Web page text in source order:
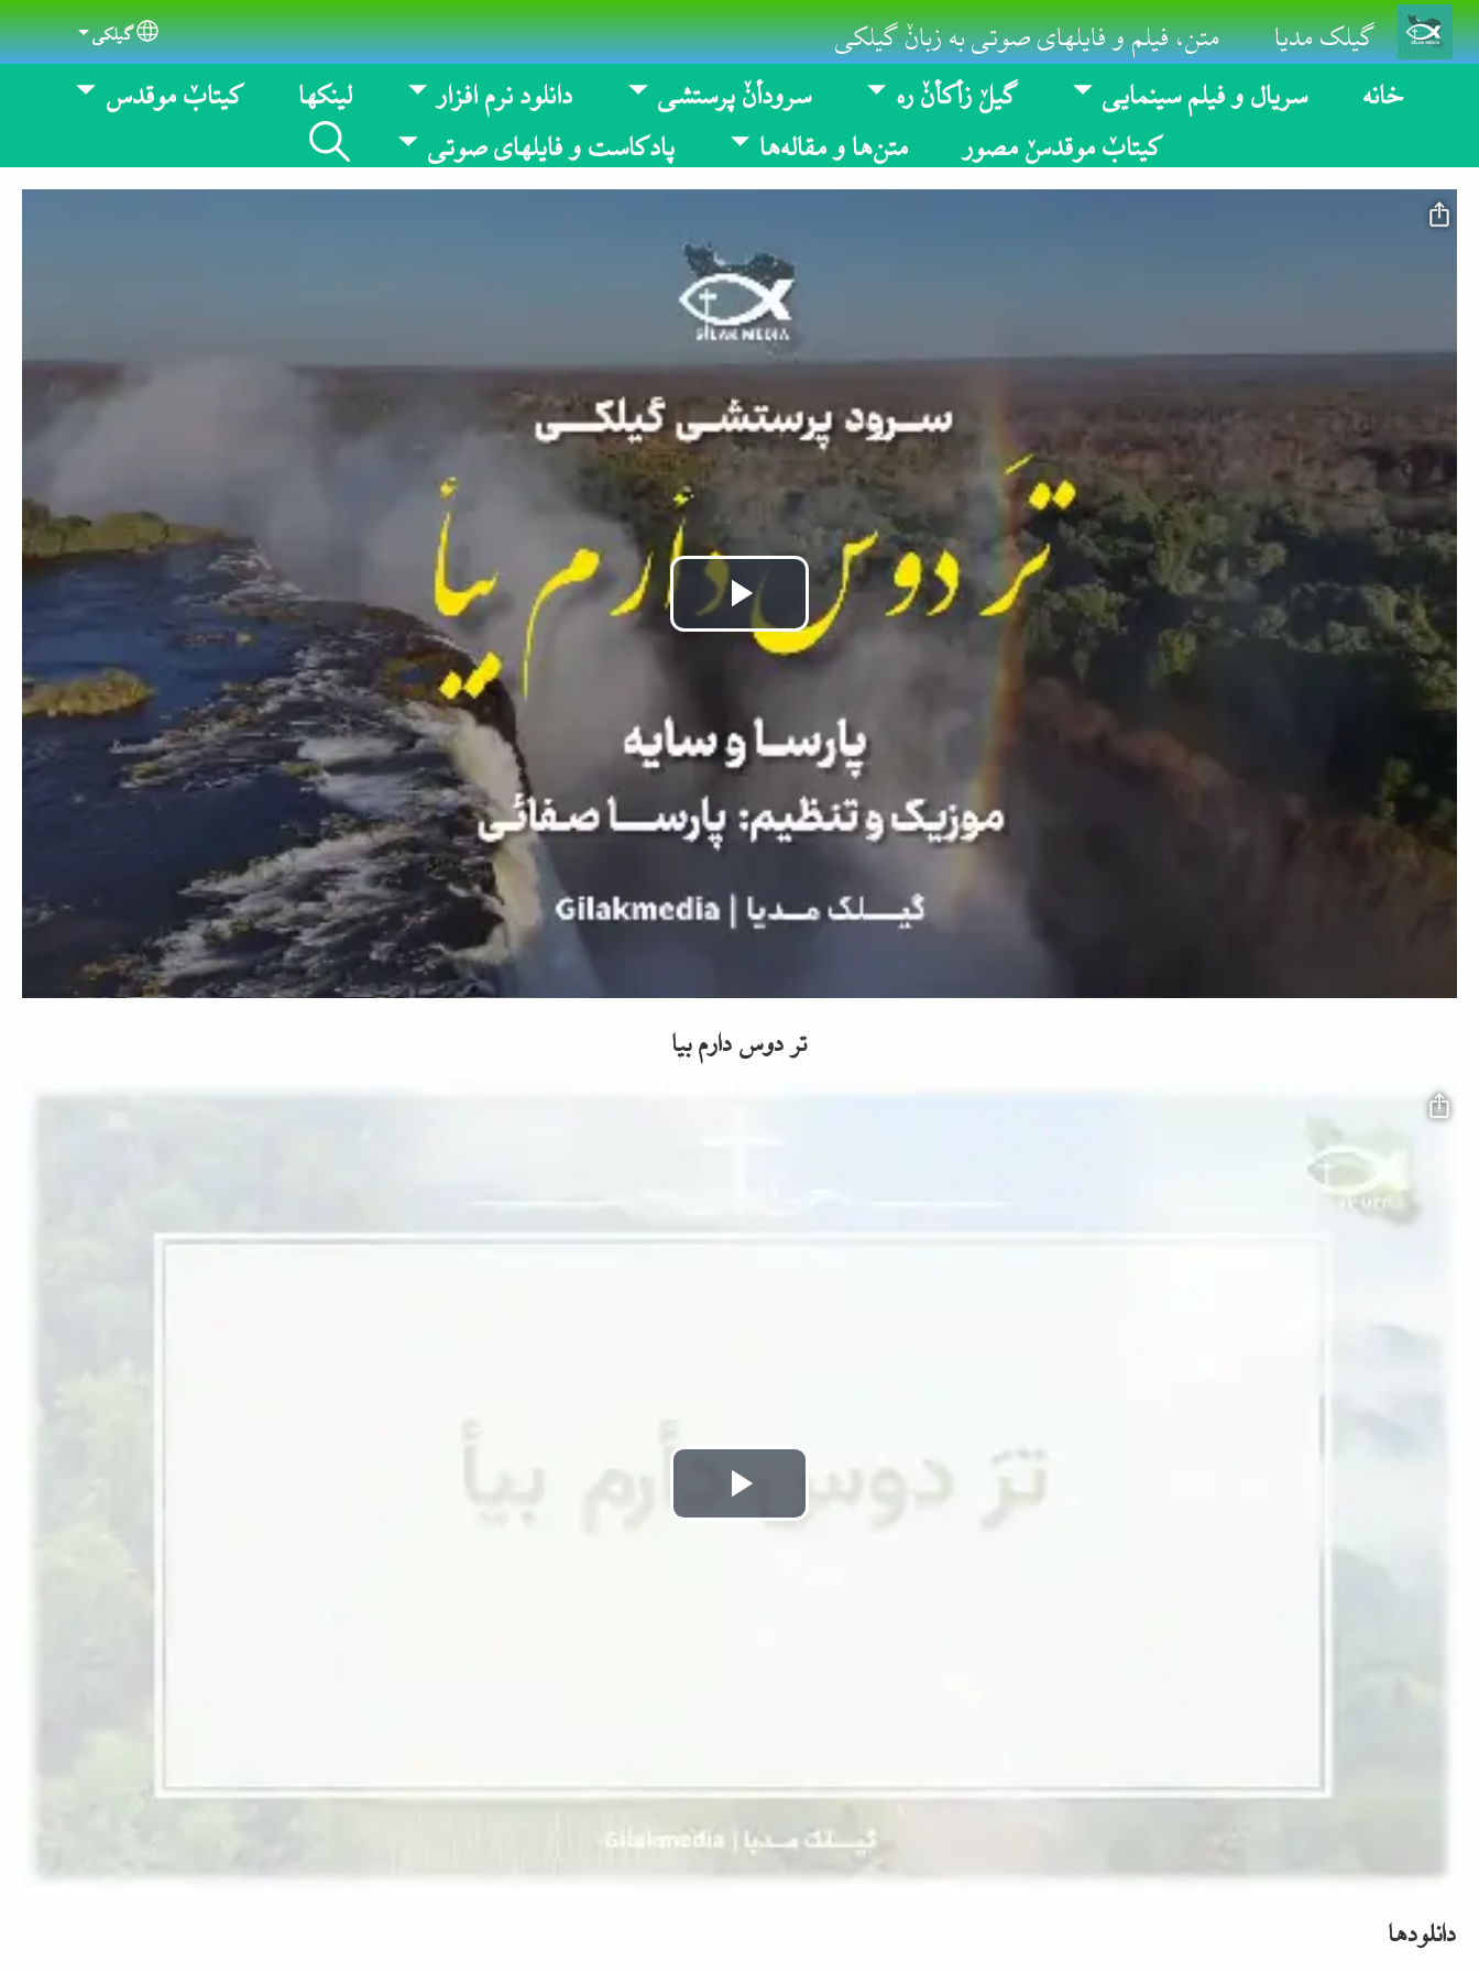
Skip to main content
گیلک مدیا متن، فیلم و فایلهای صوتی به زبانٚ گیلکی Select your language
گیلکی
خانه سریال و فیلم سینمایی گیلٚ زأکأنٚ ره سرودأنٚ پرستشی دانلود نرم افزار لینکها
کیتابٚ موقدس
کیتابٚ موقدسٚ مصور
متن‌ها و مقاله‌ها پادکاست و فایلهای صوتی
Video file
Play
Video
تر دوس دارم بیا
Video file
Play
دانلودها